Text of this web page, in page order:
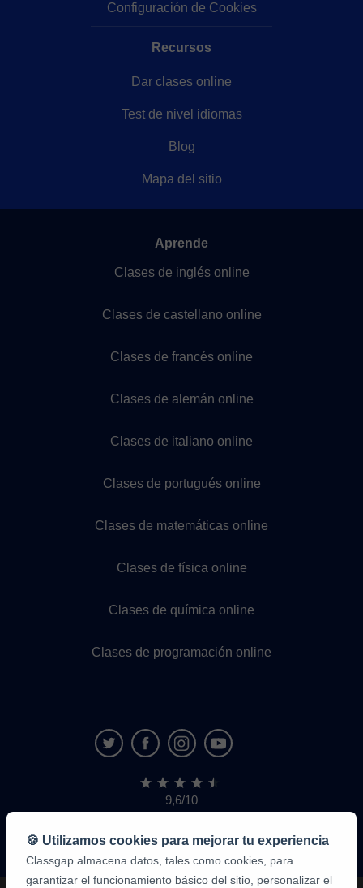
Configuración de Cookies
Recursos
Dar clases online
Test de nivel idiomas
Blog
Mapa del sitio
Aprende
Clases de inglés online
Clases de castellano online
Clases de francés online
Clases de alemán online
Clases de italiano online
Clases de portugués online
Clases de matemáticas online
Clases de física online
Clases de química online
Clases de programación online
9,6/10
1.339.284
de
alumnos
🍪 Utilizamos cookies para mejorar tu experiencia
Classgap almacena datos, tales como cookies, para
garantizar el funcionamiento básico del sitio, personalizar el